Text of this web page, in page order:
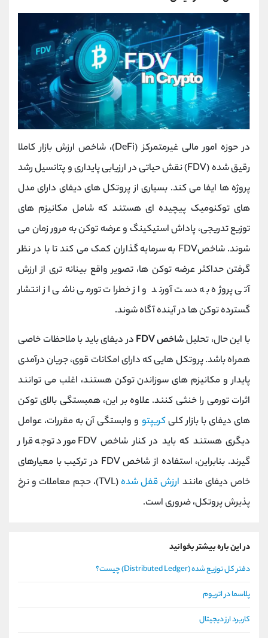
در حوزه امور مالی غیرمتمرکز (DeFi)، شاخص ارزش بازار کاملا
رقیق ‌شده (FDV) نقش حیاتی در ارزیابی پایداری و پتانسیل رشد
پروژه‌ ها ایفا می کند. بسیاری از پروتکل‌ های دیفای دارای مدل
‌های توکنومیک پیچیده ‌ای هستند که شامل مکانیزم‌ های
توزیع تدریجی، پاداش استیکینگ و عرضه توکن به مرور زمان می
‌شوند. شاخصFDV به سرمایه‌ گذاران کمک می کند تا با در نظر
گرفتن حداکثر عرضه توکن ‌ها، تصویر واقع ‌بینانه ‌تری از ارزش
آتی پروژه به دست آورند و از خطرات تورمی ناشی از انتشار
گسترده توکن ‌ها در آینده آگاه شوند.
با این حال، تحلیلشاخص FDV
در دیفای باید با ملاحظات خاصی
همراه باشد. پروتکل‌ هایی که دارای امکانات قوی، جریان درآمدی
پایدار و مکانیزم ‌های سوزاندن توکن هستند، اغلب می‌ توانند
اثرات تورمی را خنثی کنند. علاوه بر این، همبستگی بالای توکن‌
های دیفای با بازار کلیکریپتو و وابستگی آن به مقررات، عوامل
دیگری هستند که باید در کنار شاخص FDV مورد توجه قرار
گیرند. بنابراین، استفاده از شاخص FDV در ترکیب با معیارهای
خاص دیفای مانند ارزش قفل‌ شده
(TVL)، حجم معاملات و نرخ
پذیرش پروتکل، ضروری است.
در این باره بیشتر بخوانید
دفتر کل توزیع شده (Distributed Ledger) چیست؟
پلاسما در اتریوم
کاربرد ارز دیجیتال